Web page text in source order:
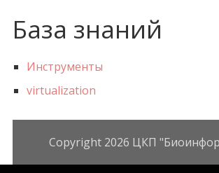
База знаний
Инструменты
virtualization
Copyright 2026 ЦКП